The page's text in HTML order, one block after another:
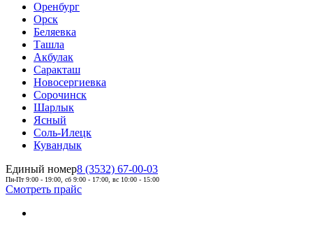
Оренбург
Орск
Беляевка
Ташла
Акбулак
Саракташ
Новосергиевка
Сорочинск
Шарлык
Ясный
Соль-Илецк
Кувандык
Единый номер8 (3532) 67-00-03
Пн-Пт 9:00 - 19:00, сб 9:00 - 17:00, вс 10:00 - 15:00
Смотреть прайс